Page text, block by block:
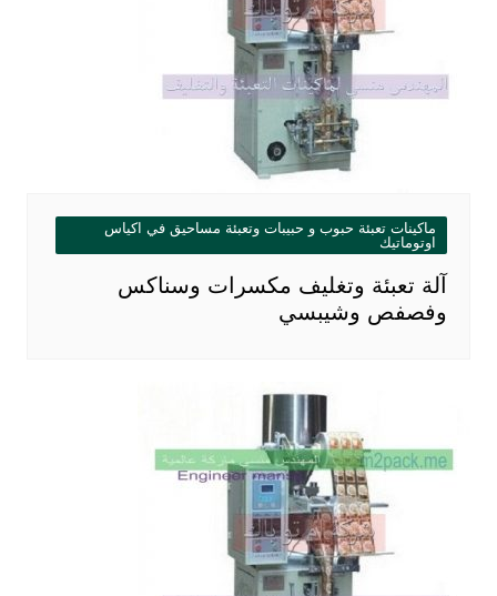
ماكينات تعبئة حبوب و حبيبات وتعبئة مساحيق في اكياس
اوتوماتيك
آلة تعبئة وتغليف مكسرات وسناكس
وفصفص وشيبسي